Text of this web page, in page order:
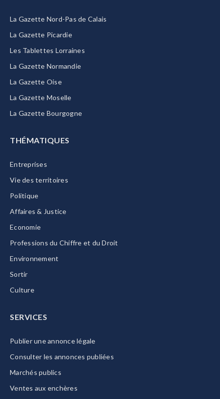
La Gazette Nord-Pas de Calais
La Gazette Picardie
Les Tablettes Lorraines
La Gazette Normandie
La Gazette Oise
La Gazette Moselle
La Gazette Bourgogne
THÉMATIQUES
Entreprises
Vie des territoires
Politique
Affaires & Justice
Economie
Professions du Chiffre et du Droit
Environnement
Sortir
Culture
SERVICES
Publier une annonce légale
Consulter les annonces publiées
Marchés publics
Ventes aux enchères